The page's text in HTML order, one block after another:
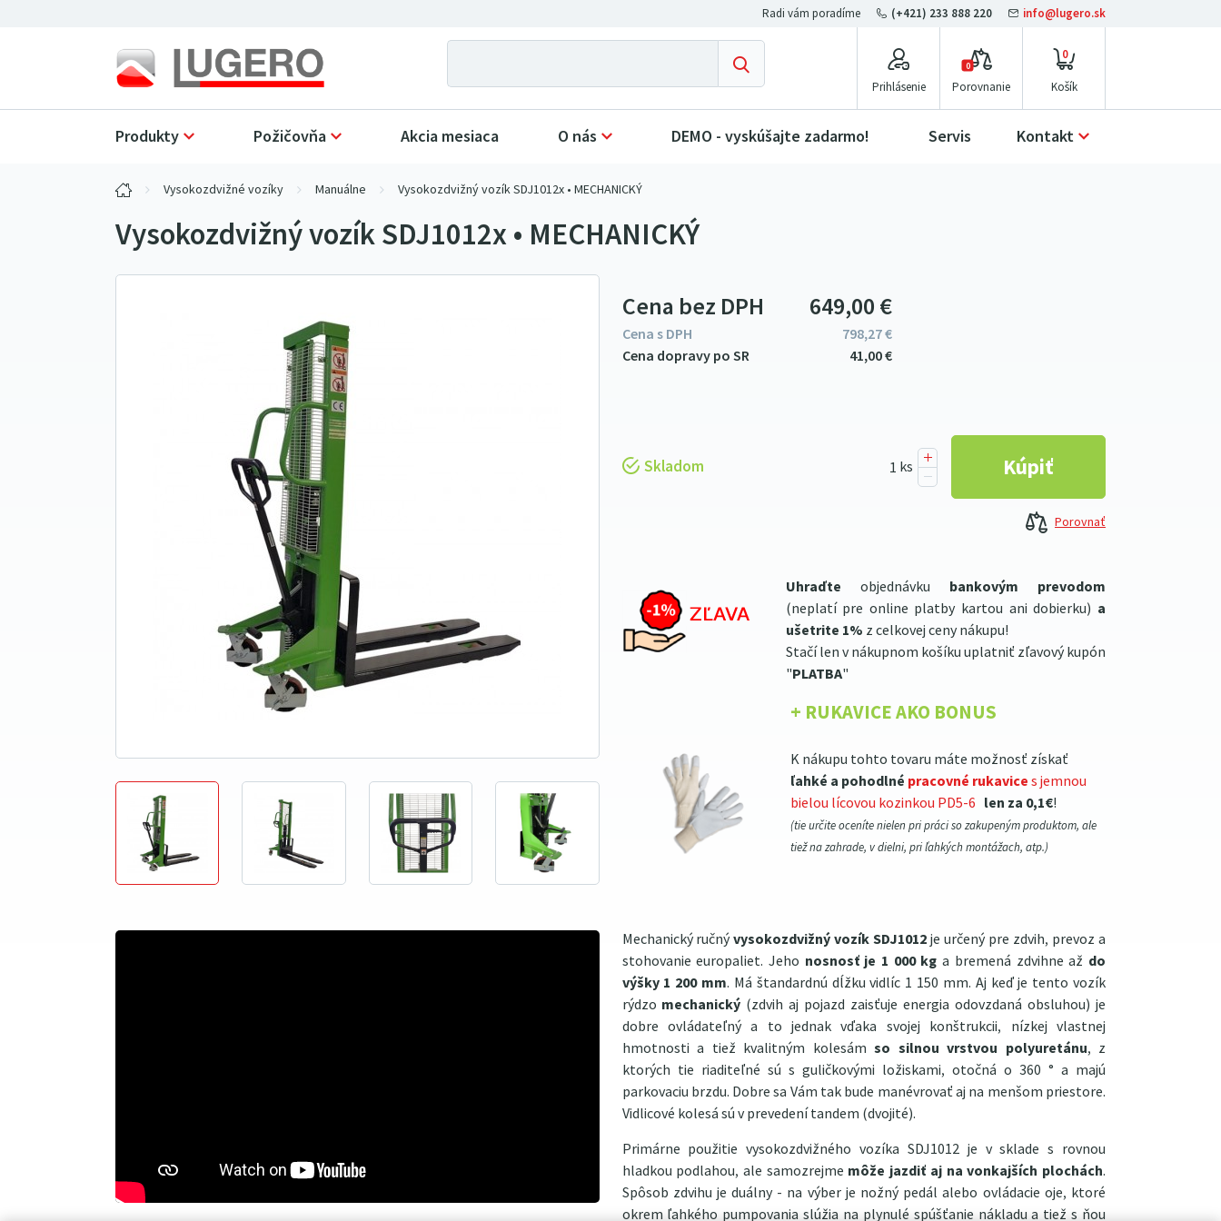
Prihlásenie Porovnanie
0
0
Kontakt
Produkty Požičovňa Akcia mesiaca O nás DEMO - vyskúšajte zadarmo! Servis
(+421) 233 888 220 info@lugero.sk
Vysokozdvižné vozíky Manuálne Vysokozdvižný vozík SDJ1012x • MECHANICKÝ
Vysokozdvižný vozík SDJ1012x • MECHANICKÝ
Uhraďte objednávku bankovým prevodom
(neplatí pre online platby kartou ani dobierku) a
ušetrite 1% z celkovej ceny nákupu!
Stačí len v nákupnom košíku uplatniť zľavový kupón
"PLATBA"
+ RUKAVICE AKO BONUS
K nákupu tohto tovaru máte možnosť získať
ľahké a pohodlné pracovné rukavices jemnou
bielou lícovou kozinkou PD5-6 len za 0,1€!
(tie určite oceníte nielen pri práci so zakupeným produktom, ale
tiež na zahrade, v dielni, pri ľahkých montážach, atp.)
Mechanický ručnývysokozdvižný vozík SDJ1012je určený pre zdvih, prevoz a
stohovanie europaliet. Jeho nosnosť je 1 000 kg a bremená zdvihne až do
výšky 1 200 mm. Má štandardnú dĺžku vidlíc 1 150 mm. Aj keď je tento vozík
rýdzo mechanický (zdvih aj pojazd zaisťuje energia odovzdaná obsluhou) je
dobre ovládateľný a to jednak vďaka svojej konštrukcii, nízkej vlastnej
hmotnosti a tiež kvalitným kolesám so silnou vrstvou polyuretánu, z
ktorých tie riaditeľné sú s guličkovými ložiskami, otočná o 360 ° a majú
parkovaciu brzdu. Dobre sa Vám tak bude manévrovať aj na menšom priestore.
Vidlicové kolesá sú v prevedení tandem (dvojité).
Primárne použitie vysokozdvižného vozíka SDJ1012 je v sklade s rovnou
hladkou podlahou, ale samozrejme môže jazdiť aj na vonkajších plochách.
Spôsob zdvihu je duálny - na výber je nožný pedál alebo ovládacie oje, ktoré
okrem ľahkého pumpovania slúžia na plynulé spúšťanie nákladu a tiež s ňou
Skladom
Cena bez DPH 649 00 €
Cena s DPH 79827€
41 00€
Porovnať